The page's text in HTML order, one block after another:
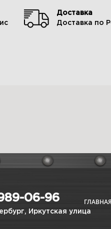
Доставка
Доставка по
ГЛАВНАЯ
06-96
Иркутская улица